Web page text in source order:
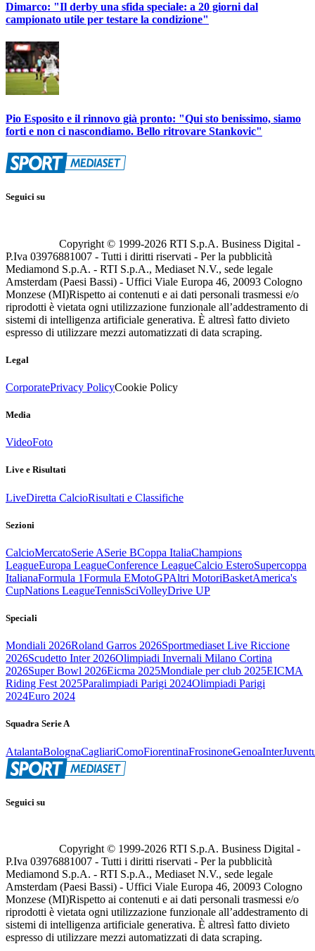
Dimarco: "Il derby una sfida speciale: a 20 giorni dal
campionato utile per testare la condizione"
Pio Esposito e il rinnovo già pronto: "Qui sto benissimo, siamo
forti e non ci nascondiamo. Bello ritrovare Stankovic"
Seguici su
Copyright © 1999-2026 RTI S.p.A. Business Digital -
P.Iva 03976881007 - Tutti i diritti riservati - Per la pubblicità
Mediamond S.p.A. - RTI S.p.A., Mediaset N.V., sede legale
Amsterdam (Paesi Bassi) - Uffici Viale Europa 46, 20093 Cologno
Monzese (MI)Rispetto ai contenuti e ai dati personali trasmessi e/o
riprodotti è vietata ogni utilizzazione funzionale all’addestramento di
sistemi di intelligenza artificiale generativa. È altresì fatto divieto
espresso di utilizzare mezzi automatizzati di data scraping.
Legal
CorporatePrivacy PolicyCookie Policy
Media
VideoFoto
Live e Risultati
LiveDiretta CalcioRisultati e Classifiche
Sezioni
CalcioMercatoSerie ASerie BCoppa ItaliaChampions
LeagueEuropa LeagueConference LeagueCalcio EsteroSupercoppa
ItalianaFormula 1Formula EMotoGPAltri MotoriBasketAmerica's
CupNations LeagueTennisSciVolleyDrive UP
Speciali
Mondiali 2026Roland Garros 2026Sportmediaset Live Riccione
2026Scudetto Inter 2026Olimpiadi Invernali Milano Cortina
2026Super Bowl 2026Eicma 2025Mondiale per club 2025EICMA
Riding Fest 2025Paralimpiadi Parigi 2024Olimpiadi Parigi
2024Euro 2024
Squadra Serie A
AtalantaBolognaCagliariComoFiorentinaFrosinoneGenoaInter
Seguici su
Copyright © 1999-2026 RTI S.p.A. Business Digital -
P.Iva 03976881007 - Tutti i diritti riservati - Per la pubblicità
Mediamond S.p.A. - RTI S.p.A., Mediaset N.V., sede legale
Amsterdam (Paesi Bassi) - Uffici Viale Europa 46, 20093 Cologno
Monzese (MI)Rispetto ai contenuti e ai dati personali trasmessi e/o
riprodotti è vietata ogni utilizzazione funzionale all’addestramento di
sistemi di intelligenza artificiale generativa. È altresì fatto divieto
espresso di utilizzare mezzi automatizzati di data scraping.